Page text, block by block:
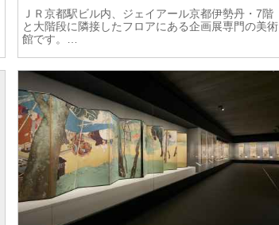
ＪＲ京都駅ビル内、ジェイアール京都伊勢丹・7階
と大階段に隣接したフロアにある企画展専門の美術
館です。…